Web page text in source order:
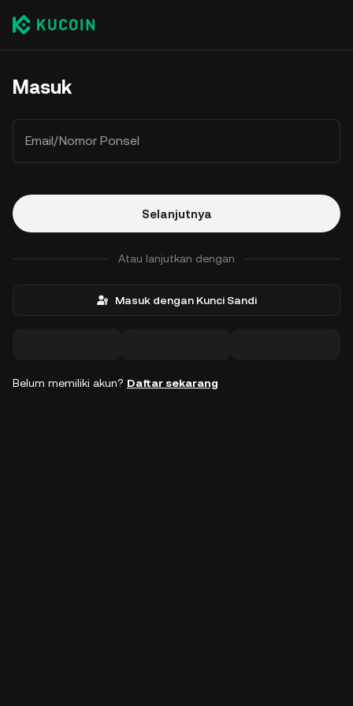
Masuk
Email/Nomor Ponsel
Selanjutnya
Atau lanjutkan dengan
Masuk dengan Kunci Sandi
Belum memiliki akun? Daftar sekarang